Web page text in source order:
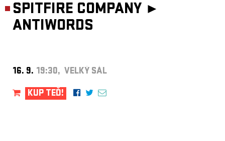
SPITFIRE COMPANY ►
ANTIWORDS
16. 9. 19:30, VELKÝ SÁL
KUP TEĎ!